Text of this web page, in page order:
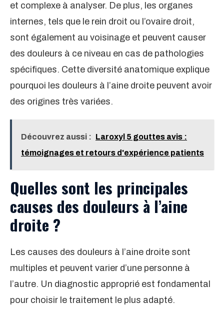
et complexe à analyser. De plus, les organes
internes, tels que le rein droit ou l’ovaire droit,
sont également au voisinage et peuvent causer
des douleurs à ce niveau en cas de pathologies
spécifiques. Cette diversité anatomique explique
pourquoi les douleurs à l’aine droite peuvent avoir
des origines très variées.
Découvrez aussi : Laroxyl 5 gouttes avis :
témoignages et retours d'expérience patients
Quelles sont les principales
causes des douleurs à l’aine
droite ?
Les causes des douleurs à l’aine droite sont
multiples et peuvent varier d’une personne à
l’autre. Un diagnostic approprié est fondamental
pour choisir le traitement le plus adapté.